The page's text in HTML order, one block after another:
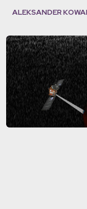
ALEKSANDER